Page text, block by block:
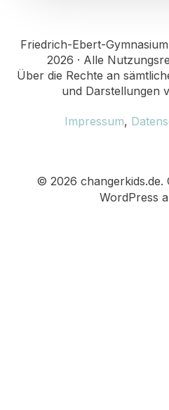
Friedrich-Ebert-
2026 · Alle
Über die Rechte an
und Darstellungen
Impressum,
© 2026 changerkids.de.
WordPress